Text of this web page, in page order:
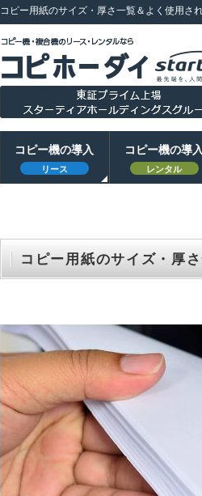
コピー用紙のサイズ・厚さ一覧＆よく使用さ
コピー機の導入
リース
コピー機の導入
レンタル
コピー用紙のサイズ・厚